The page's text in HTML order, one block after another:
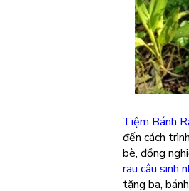
Tiệm Bánh
đến cách
bè, đồng
rau câu sinh
tặng ba,